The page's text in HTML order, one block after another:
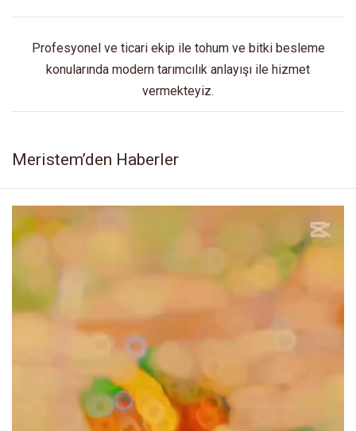
Profesyonel ve ticari ekip ile tohum ve bitki besleme
konularında modern tarımcılık anlayışı ile hizmet
vermekteyiz.
Meristem’den Haberler